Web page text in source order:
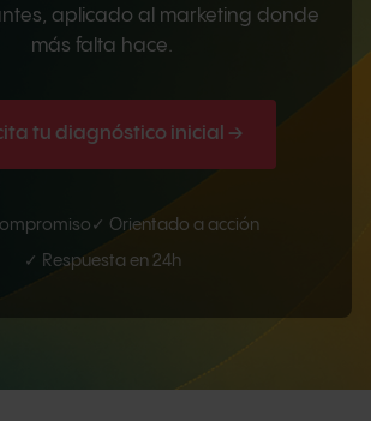
aplicado al marketing donde
más falta hace.
tu diagnóstico inicial →
✓ Orientado a acción
✓ Respuesta en 24h